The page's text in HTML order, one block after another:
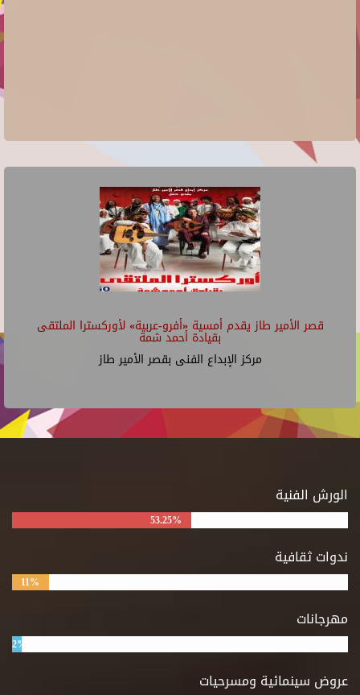
قصر الأمير طاز يقدم أمسية «أفرو-عربية» لأوركسترا الملتقى
بقيادة أحمد شمة
مركز الإبداع الفنى بقصر الأمير طاز
الورش الفنية
53.25%
ندوات ثقافية
11%
مهرجانات
2%
عروض سينمائية ومسرحيات